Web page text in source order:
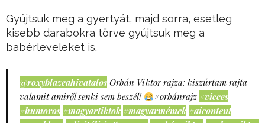
Gyújtsuk meg a gyertyát, majd sorra, esetleg
kisebb darabokra törve gyújtsuk meg a
babérleveleket is.
@roxyblazeahivatalos Orbán Viktor rajza: kiszúrtam rajta
valamit amiről senki sem beszél!
#orbánrajz #vicces
#humoros #magyartiktok #magyarmémek #aicontent